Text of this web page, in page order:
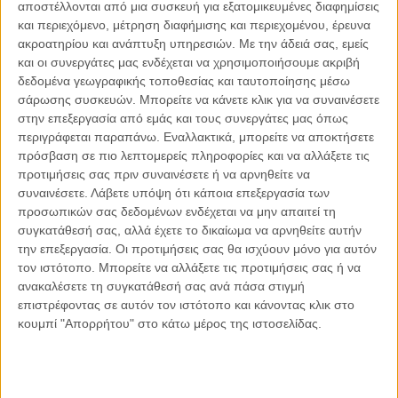
αποστέλλονται από μια συσκευή για εξατομικευμένες διαφημίσεις
και περιεχόμενο, μέτρηση διαφήμισης και περιεχομένου, έρευνα
ακροατηρίου και ανάπτυξη υπηρεσιών. Με την άδειά σας, εμείς
και οι συνεργάτες μας ενδέχεται να χρησιμοποιήσουμε ακριβή
δεδομένα γεωγραφικής τοποθεσίας και ταυτοποίησης μέσω
σάρωσης συσκευών. Μπορείτε να κάνετε κλικ για να συναινέσετε
στην επεξεργασία από εμάς και τους συνεργάτες μας όπως
περιγράφεται παραπάνω. Εναλλακτικά, μπορείτε να αποκτήσετε
πρόσβαση σε πιο λεπτομερείς πληροφορίες και να αλλάξετε τις
προτιμήσεις σας πριν συναινέσετε ή να αρνηθείτε να
συναινέσετε. Λάβετε υπόψη ότι κάποια επεξεργασία των
προσωπικών σας δεδομένων ενδέχεται να μην απαιτεί τη
συγκατάθεσή σας, αλλά έχετε το δικαίωμα να αρνηθείτε αυτήν
την επεξεργασία. Οι προτιμήσεις σας θα ισχύουν μόνο για αυτόν
τον ιστότοπο. Μπορείτε να αλλάξετε τις προτιμήσεις σας ή να
ανακαλέσετε τη συγκατάθεσή σας ανά πάσα στιγμή
επιστρέφοντας σε αυτόν τον ιστότοπο και κάνοντας κλικ στο
κουμπί "Απορρήτου" στο κάτω μέρος της ιστοσελίδας.
αποτέλεσμα και όχι από τις προθέσεις μόνο.
Κοινοποιήστε:
Facebook LinkedIn WhatsApp
Εκτύπωση
Διαβάστε περισσότερα: